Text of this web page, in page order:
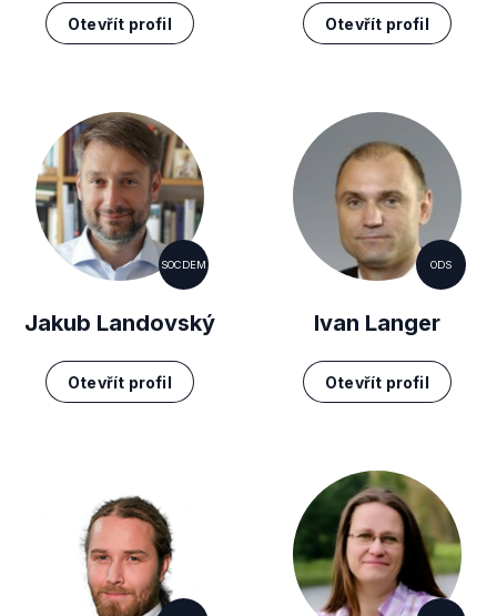
Otevřít profil Otevřít profil
SOCDEM
Jakub Landovský
Otevřít profil
ODS
Ivan Langer
Otevřít profil